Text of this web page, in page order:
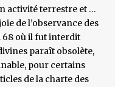
activité terrestre et …
de l’observance des
68 où il fut interdit
paraît obsolète,
pour certains
de la charte des